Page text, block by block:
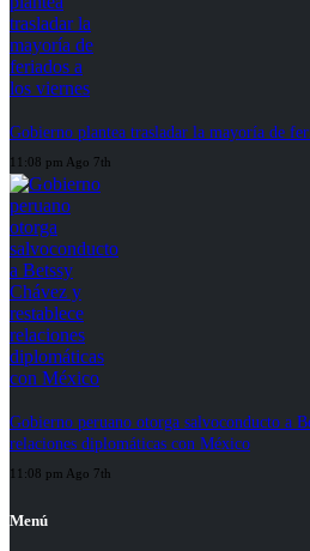
Gobierno plantea trasladar la mayoría de
11:08 pm Ago 7th
Gobierno peruano otorga salvoconducto a
relaciones diplomáticas con México
11:08 pm Ago 7th
Menú